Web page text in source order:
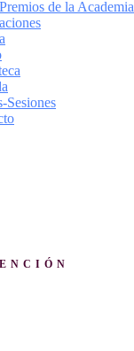
Premios de la Academia
Sesiones